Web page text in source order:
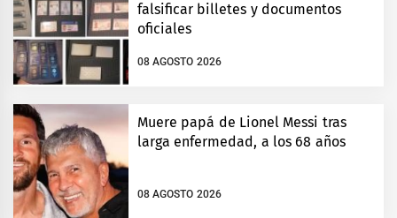
falsificar billetes y documentos
oficiales
08 AGOSTO 2026
Muere papá de Lionel Messi tras
larga enfermedad, a los 68 años
08 AGOSTO 2026